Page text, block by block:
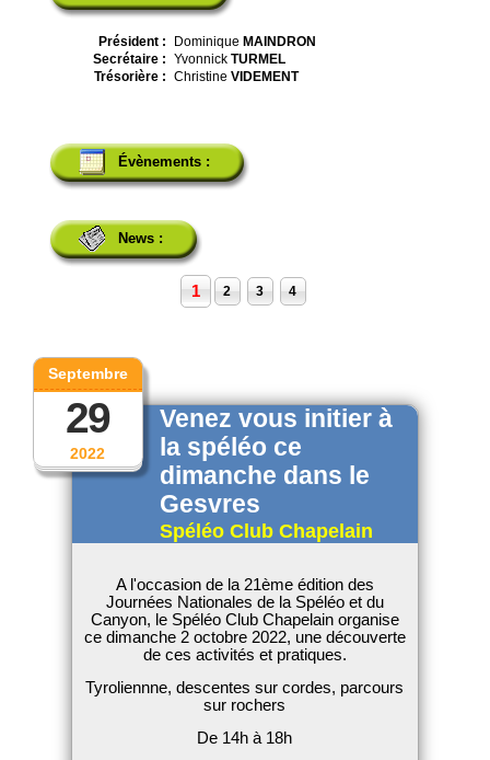
Président : Dominique MAINDRON
Secrétaire :
Yvonnick TURMEL
Trésorière :
Christine VIDEMENT
Évènements :
News :
1 2 3 4
2022
Septembre
29
Venez vous initier à
la spéléo ce
dimanche dans le
Gesvres
Spéléo Club Chapelain
A l'occasion de la 21ème édition des
Journées Nationales de la Spéléo et du
Canyon, le Spéléo Club Chapelain organise
ce dimanche 2 octobre 2022, une découverte
de ces activités et pratiques.
Tyroliennne, descentes sur cordes, parcours
sur rochers
De 14h à 18h